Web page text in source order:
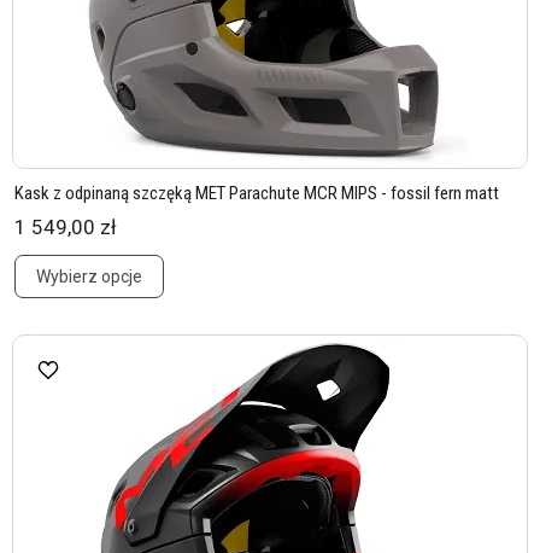
Kask z odpinaną szczęką MET Parachute MCR MIPS - fossil fern matt
1 549,00 zł
Wybierz opcje